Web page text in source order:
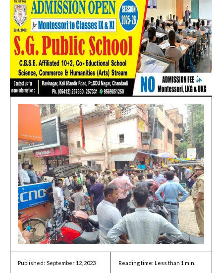
Published: September 12, 2023 Reading time: Less than 1 min.